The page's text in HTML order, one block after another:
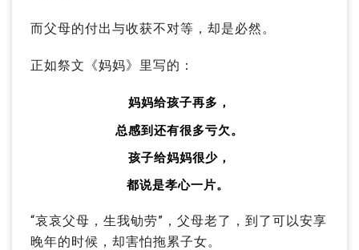
而父母的付出与收获不对等，却是必然。
正如祭文《妈妈》里写的：
妈妈给孩子再多，
总感到还有很多亏欠。
孩子给妈妈很少，
都说是孝心一片。
“哀哀父母，生我劬劳”，父母老了，到了可以安享
晚年的时候，却害怕拖累子女。